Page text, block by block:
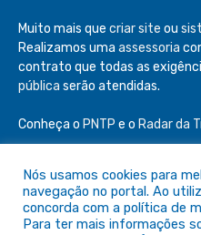
Muito mais que criar site ou
Realizamos uma assessoria
contrato que todas as
pública serão atendidas.
Conheça o PNTP e o Radar da
Todos os direitos reservados a
Nós usamos cookies para
navegação no portal. Ao
concorda com a política de
Para ter mais informações